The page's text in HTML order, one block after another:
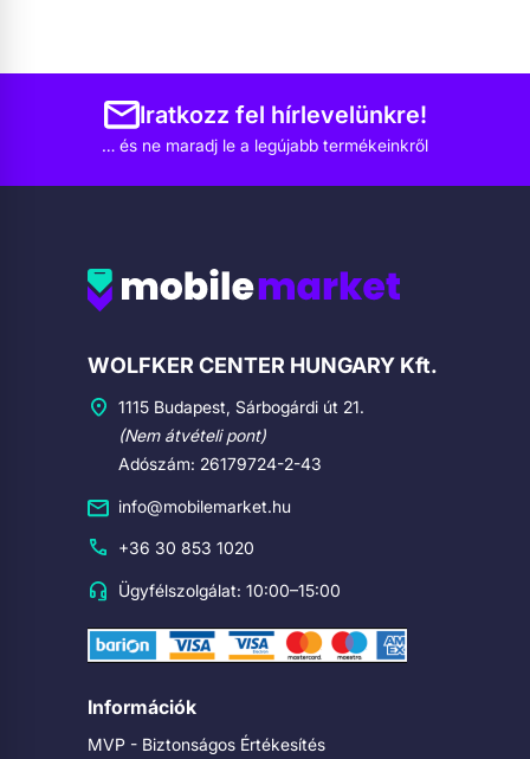
Iratkozz fel hírlevelünkre!
… és ne maradj le a legújabb termékeinkről
Cégadatok
WOLFKER CENTER HUNGARY Kft.
1115 Budapest, Sárbogárdi út 21.
(Nem átvételi pont)
Adószám: 26179724-2-43
info@mobilemarket.hu
+36 30 853 1020
Ügyfélszolgálat: 10:00–15:00
Információk
MVP - Biztonságos Értékesítés